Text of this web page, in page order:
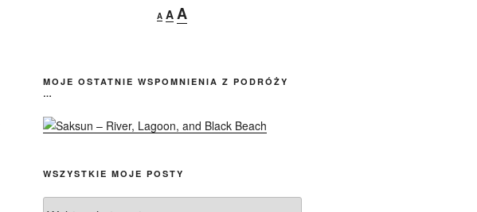
A
Decrease
font
A Reset
font
AIncrease
MOJE OSTATNIE WSPOMNIENIA Z PODRÓŻY
…
WSZYSTKIE MOJE POSTY